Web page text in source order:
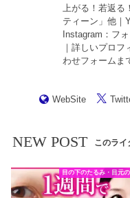
上がる！若返る！
ティーン」他｜
Instagram ：フ
｜詳しいプロフ
わせフォーム ま
WebSite
NEW POST このライ
目の下のたるみ・目元